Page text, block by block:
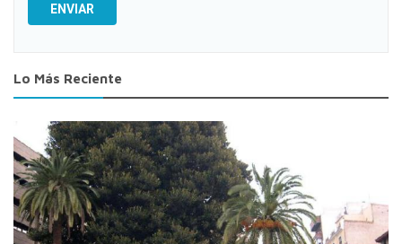
ENVIAR
Lo Más Reciente